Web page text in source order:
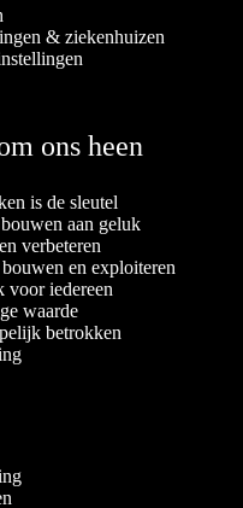
& ziekenhuizen
ons heen
is de sleutel
aan geluk
verbeteren
en exploiteren
voor iedereen
waarde
betrokken